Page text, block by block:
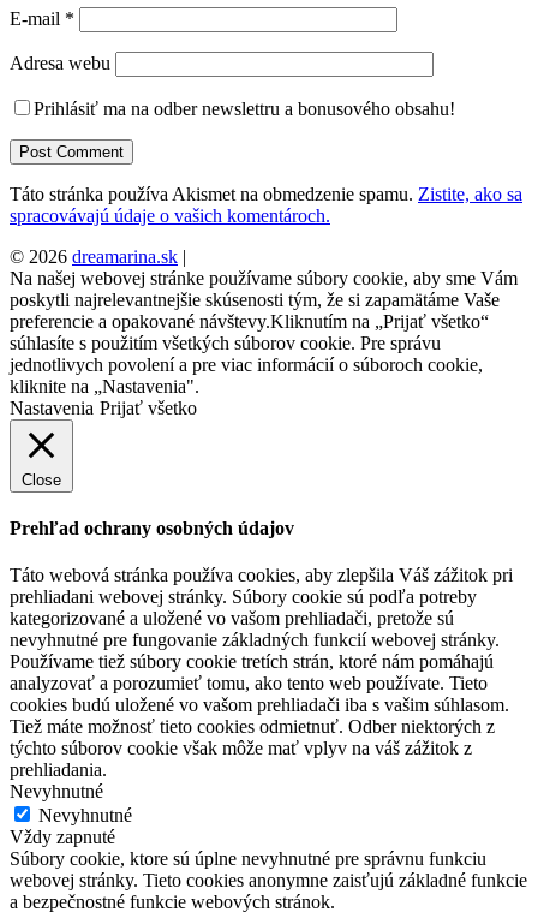
E-mail *
Adresa webu
Prihlásiť ma na odber newslettru a bonusového obsahu!
Táto stránka používa Akismet na obmedzenie spamu. Zistite, ako sa
spracovávajú údaje o vašich komentároch.
© 2026 dreamarina.sk |
Na našej webovej stránke používame súbory cookie, aby sme Vám
poskytli najrelevantnejšie skúsenosti tým, že si zapamätáme Vaše
preferencie a opakované návštevy.Kliknutím na „Prijať všetko“
súhlasíte s použitím všetkých súborov cookie. Pre správu
jednotlivych povolení a pre viac informácií o súboroch cookie,
kliknite na „Nastavenia".
Nastavenia Prijať všetko
Close
Prehľad ochrany osobných údajov
Táto webová stránka používa cookies, aby zlepšila Váš zážitok pri
prehliadani webovej stránky. Súbory cookie sú podľa potreby
kategorizované a uložené vo vašom prehliadači, pretože sú
nevyhnutné pre fungovanie základných funkcií webovej stránky.
Používame tiež súbory cookie tretích strán, ktoré nám pomáhajú
analyzovať a porozumieť tomu, ako tento web používate. Tieto
cookies budú uložené vo vašom prehliadači iba s vašim súhlasom.
Tiež máte možnosť tieto cookies odmietnuť. Odber niektorých z
týchto súborov cookie však môže mať vplyv na váš zážitok z
prehliadania.
Nevyhnutné
Nevyhnutné
Vždy zapnuté
Súbory cookie, ktore sú úplne nevyhnutné pre správnu funkciu
webovej stránky. Tieto cookies anonymne zaisťujú základné funkcie
a bezpečnostné funkcie webových stránok.